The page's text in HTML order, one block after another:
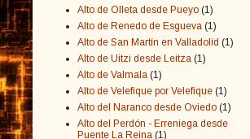
Alto de Olleta desde Pueyo (1)
Alto de Renedo de Esgueva (1)
Alto de San Martín en Valladolid (1)
Alto de Uitzi desde Leitza (1)
Alto de Valmala (1)
Alto de Velefique por Velefique (1)
Alto del Naranco desde Oviedo (1)
Alto del Perdón - Erreniega desde
Puente La Reina (1)